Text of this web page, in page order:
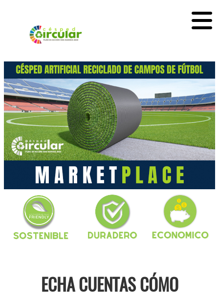
ECHA CUENTAS CÓMO